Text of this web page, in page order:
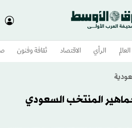
العالم الرأي الاقتصاد ثقافة وفنون
المنتخب السعودي